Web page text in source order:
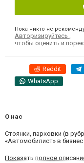
Пока никто не
Авторизируйтесь
чтобы оценить и
Reddit
WhatsApp
О нас
Стоянки, парковки (в
«Автомобилист» в
Показать полное